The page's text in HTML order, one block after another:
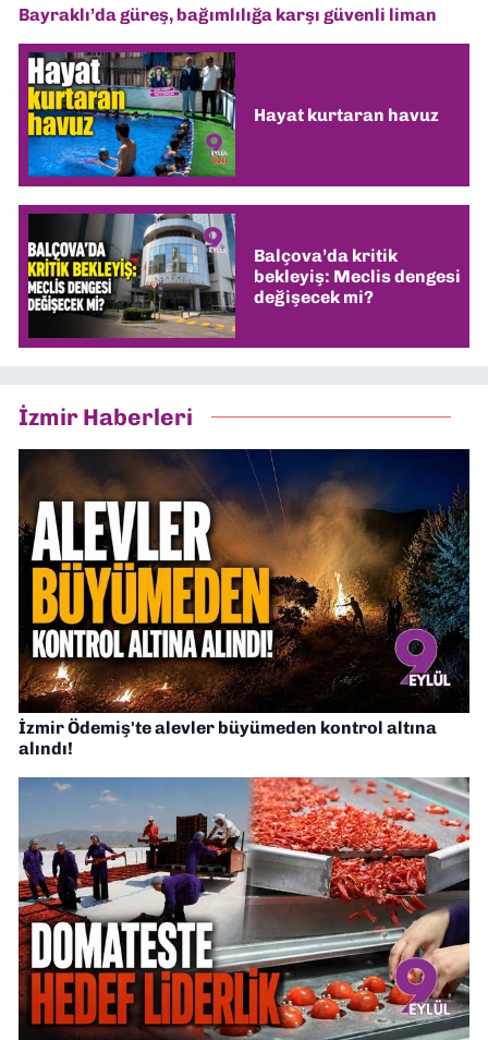
Bayraklı’da güreş, bağımlılığa karşı güvenli liman
Hayat kurtaran havuz
Balçova’da kritik
bekleyiş: Meclis dengesi
değişecek mi?
İzmir Haberleri
İzmir Ödemiş'te alevler büyümeden kontrol altına
alındı!